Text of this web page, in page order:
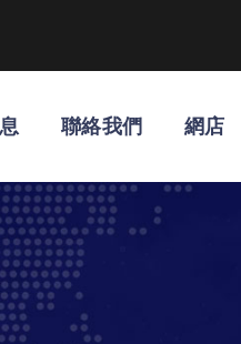
聯絡我們 網店